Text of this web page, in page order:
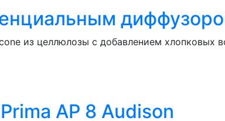
из целлюлозы с добавлением хлопковых
AP 8 Audison